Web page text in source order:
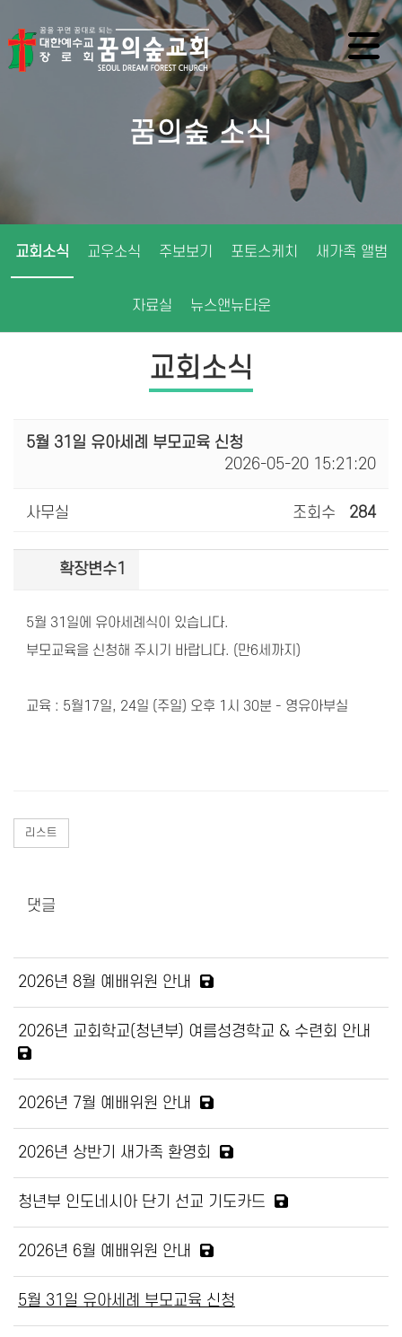
꿈의숲 소식
교회소식 교우소식 주보보기 포토스케치 새가족 앨범
자료실 뉴스앤뉴타운
교회소식
5월 31일 유아세례 부모교육 신청
2026-05-20 15:21:20
사무실 조회수 284
확장변수1
5월 31일에 유아세례식이 있습니다.
부모교육을 신청해 주시기 바랍니다. (만6세까지)
교육 : 5월17일, 24일 (주일) 오후 1시 30분 - 영유아부실
리스트
댓글
2026년 8월 예배위원 안내
2026년 교회학교(청년부) 여름성경학교 & 수련회 안내
2026년 7월 예배위원 안내
2026년 상반기 새가족 환영회
청년부 인도네시아 단기 선교 기도카드
2026년 6월 예배위원 안내
5월 31일 유아세례 부모교육 신청